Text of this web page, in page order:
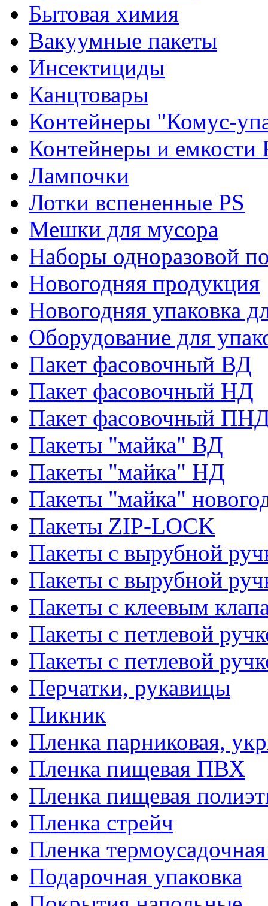
Бытовая химия
Вакуумные пакеты
Инсектициды
Канцтовары
Контейнеры "Комус-
Контейнеры и емкости
Лампочки
Лотки вспененные PS
Мешки для мусора
Наборы одноразовой
Новогодняя продукция
Новогодняя упаковка
Оборудование для
Пакет фасовочный ВД
Пакет фасовочный НД
Пакет фасовочный
Пакеты "майка" ВД
Пакеты "майка" НД
Пакеты "майка"
Пакеты ZIP-LOCK
Пакеты с вырубной
Пакеты с вырубной
Пакеты с клеевым
Пакеты с петлевой
Пакеты с петлевой
Перчатки, рукавицы
Пикник
Пленка парниковая,
Пленка пищевая ПВХ
Пленка пищевая
Пленка стрейч
Пленка
Подарочная упаковка